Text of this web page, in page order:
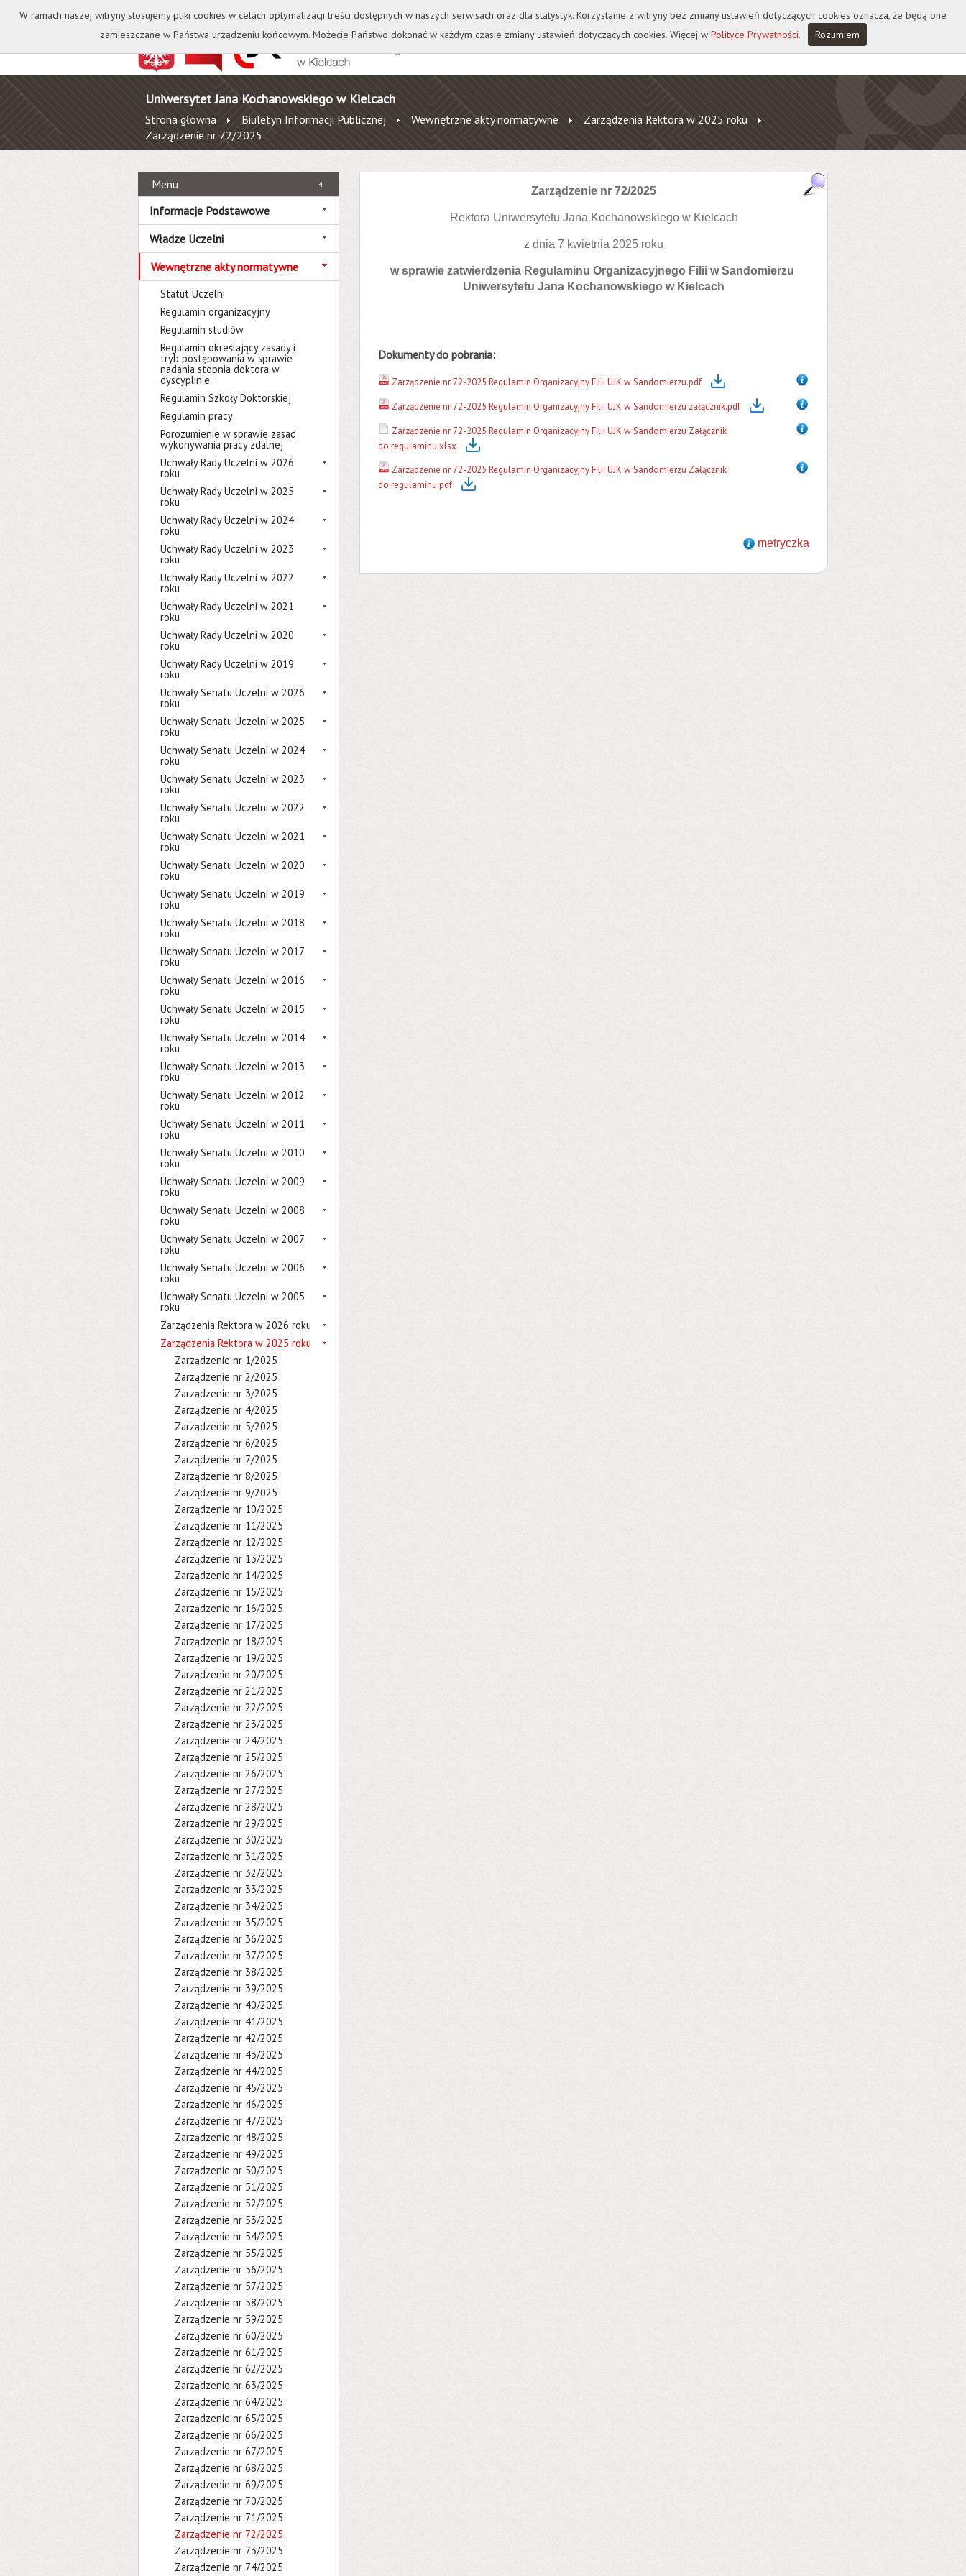
Kontakt Biblioteka Wydawnictwo Wirtualna Uczelnia A A A A
Uniwersytet Jana Kochanowskiego w Kielcach
Strona główna Biuletyn Informacji Publicznej Wewnętrzne akty normatywne
Zarządzenia Rektora w 2025 roku
Zarządzenie nr 72/2025
Menu
Informacje Podstawowe
Władze Uczelni
Wewnętrzne akty normatywne
Statut Uczelni
Regulamin organizacyjny
Regulamin studiów
Regulamin określający zasady i
tryb postępowania w sprawie
nadania stopnia doktora w
dyscyplinie
Regulamin Szkoły Doktorskiej
Regulamin pracy
Porozumienie w sprawie zasad
wykonywania pracy zdalnej
Uchwały Rady Uczelni w 2026
roku
Uchwały Rady Uczelni w 2025
roku
Uchwały Rady Uczelni w 2024
roku
Uchwały Rady Uczelni w 2023
roku
Uchwały Rady Uczelni w 2022
roku
Uchwały Rady Uczelni w 2021
roku
Uchwały Rady Uczelni w 2020
roku
Uchwały Rady Uczelni w 2019
roku
Uchwały Senatu Uczelni w 2026
roku
Uchwały Senatu Uczelni w 2025
roku
Uchwały Senatu Uczelni w 2024
roku
Uchwały Senatu Uczelni w 2023
roku
Uchwały Senatu Uczelni w 2022
roku
Uchwały Senatu Uczelni w 2021
roku
Uchwały Senatu Uczelni w 2020
roku
Uchwały Senatu Uczelni w 2019
roku
Uchwały Senatu Uczelni w 2018
roku
Uchwały Senatu Uczelni w 2017
roku
Uchwały Senatu Uczelni w 2016
roku
Uchwały Senatu Uczelni w 2015
roku
Uchwały Senatu Uczelni w 2014
roku
Uchwały Senatu Uczelni w 2013
roku
Uchwały Senatu Uczelni w 2012
roku
Uchwały Senatu Uczelni w 2011
roku
Uchwały Senatu Uczelni w 2010
roku
Uchwały Senatu Uczelni w 2009
roku
Uchwały Senatu Uczelni w 2008
roku
Uchwały Senatu Uczelni w 2007
roku
Uchwały Senatu Uczelni w 2006
roku
Uchwały Senatu Uczelni w 2005
roku
Zarządzenia Rektora w 2026 roku
Zarządzenia Rektora w 2025 roku
Zarządzenie nr 1/2025
Zarządzenie nr 2/2025
Zarządzenie nr 3/2025
Zarządzenie nr 4/2025
Zarządzenie nr 5/2025
Zarządzenie nr 6/2025
Zarządzenie nr 7/2025
Zarządzenie nr 8/2025
Zarządzenie nr 9/2025
Zarządzenie nr 10/2025
Zarządzenie nr 11/2025
Zarządzenie nr 12/2025
Zarządzenie nr 13/2025
Zarządzenie nr 14/2025
Zarządzenie nr 15/2025
Zarządzenie nr 16/2025
Zarządzenie nr 17/2025
Zarządzenie nr 18/2025
Zarządzenie nr 19/2025
Zarządzenie nr 20/2025
Zarządzenie nr 21/2025
Zarządzenie nr 22/2025
Zarządzenie nr 23/2025
Zarządzenie nr 24/2025
Zarządzenie nr 25/2025
Zarządzenie nr 26/2025
Zarządzenie nr 27/2025
Zarządzenie nr 28/2025
Zarządzenie nr 29/2025
Zarządzenie nr 30/2025
Zarządzenie nr 31/2025
Zarządzenie nr 32/2025
Zarządzenie nr 33/2025
Zarządzenie nr 34/2025
Zarządzenie nr 35/2025
Zarządzenie nr 36/2025
Zarządzenie nr 37/2025
Zarządzenie nr 38/2025
Zarządzenie nr 39/2025
Zarządzenie nr 40/2025
Zarządzenie nr 41/2025
Zarządzenie nr 42/2025
Zarządzenie nr 43/2025
Zarządzenie nr 44/2025
Zarządzenie nr 45/2025
Zarządzenie nr 46/2025
Zarządzenie nr 47/2025
Zarządzenie nr 48/2025
Zarządzenie nr 49/2025
Zarządzenie nr 50/2025
Zarządzenie nr 51/2025
Zarządzenie nr 52/2025
Zarządzenie nr 53/2025
Zarządzenie nr 54/2025
Zarządzenie nr 55/2025
Zarządzenie nr 56/2025
Zarządzenie nr 57/2025
Zarządzenie nr 58/2025
Zarządzenie nr 59/2025
Zarządzenie nr 60/2025
Zarządzenie nr 61/2025
Zarządzenie nr 62/2025
Zarządzenie nr 63/2025
Zarządzenie nr 64/2025
Zarządzenie nr 65/2025
Zarządzenie nr 66/2025
Zarządzenie nr 67/2025
Zarządzenie nr 68/2025
Zarządzenie nr 69/2025
Zarządzenie nr 70/2025
Zarządzenie nr 71/2025
Zarządzenie nr 72/2025
Zarządzenie nr 73/2025
Zarządzenie nr 74/2025
Zarządzenie nr 72/2025
Rektora Uniwersytetu Jana Kochanowskiego w Kielcach
z dnia 7 kwietnia 2025 roku
w sprawie zatwierdzenia Regulaminu Organizacyjnego Filii w Sandomierzu
Uniwersytetu Jana Kochanowskiego w Kielcach
Dokumenty do pobrania:
Zarządzenie nr 72-2025 Regulamin Organizacyjny Filii UJK w Sandomierzu.pdf
Zarządzenie nr 72-2025 Regulamin Organizacyjny Filii UJK w Sandomierzu załącznik.pdf
Zarządzenie nr 72-2025 Regulamin Organizacyjny Filii UJK w Sandomierzu Załącznik
do regulaminu.xlsx
Zarządzenie nr 72-2025 Regulamin Organizacyjny Filii UJK w Sandomierzu Załącznik
do regulaminu.pdf
metryczka
W ramach naszej witryny stosujemy pliki cookies w celach optymalizacji treści dostępnych w naszych serwisach oraz dla statystyk. Korzystanie z witryny bez zmiany ustawień dotyczących cookies oznacza, że będą one
zamieszczane w Państwa urządzeniu końcowym. Możecie Państwo dokonać w każdym czasie zmiany ustawień dotyczących cookies. Więcej w Polityce Prywatności. Rozumiem